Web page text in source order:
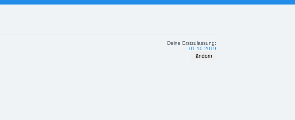
Deine Erstzulassung:
01.10.2019
ändern